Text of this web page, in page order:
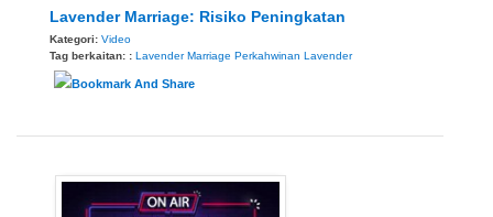
Lavender Marriage: Risiko Peningkatan
Kategori: Video
Tag berkaitan: : Lavender Marriage Perkahwinan Lavender